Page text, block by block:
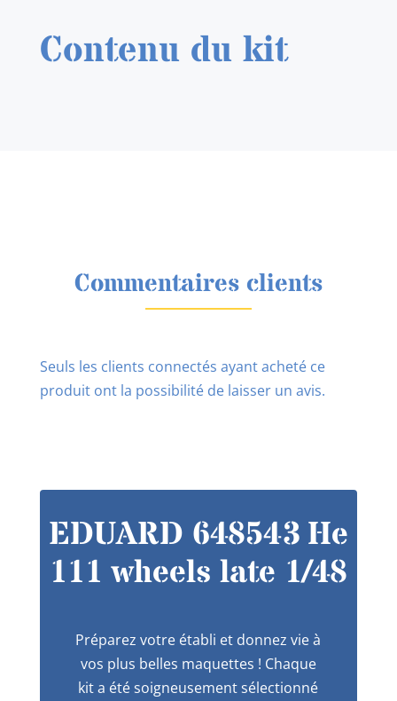
Contenu du kit
Commentaires clients
Seuls les clients connectés ayant acheté ce
produit ont la possibilité de laisser un avis.
EDUARD 648543 He
111 wheels late 1/48
Préparez votre établi et donnez vie à
vos plus belles maquettes ! Chaque
kit a été soigneusement sélectionné